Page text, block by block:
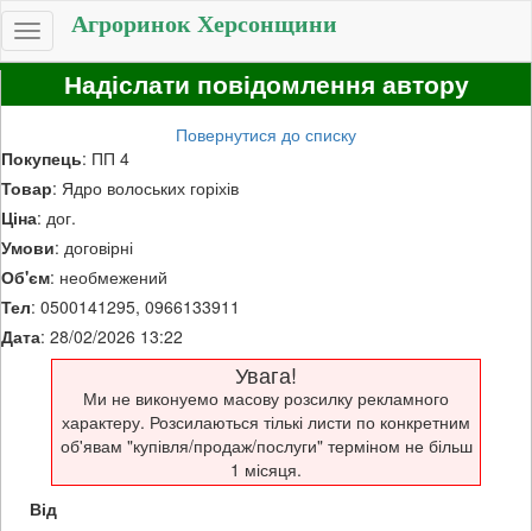
Toggle
navigation
Агроринок Херсонщини
Надіслати повідомлення автору
Повернутися до списку
Покупець: ПП 4
Товар: Ядро волоських горіхів
Ціна: дог.
Умови: договірні
Об'єм: необмежений
Тел: 0500141295, 0966133911
Дата: 28/02/2026 13:22
Увага!
Ми не виконуемо масову розсилку рекламного
характеру. Розсилаються тількі листи по конкретним
об'явам "купівля/продаж/послуги" терміном не більш
1 місяця.
Від